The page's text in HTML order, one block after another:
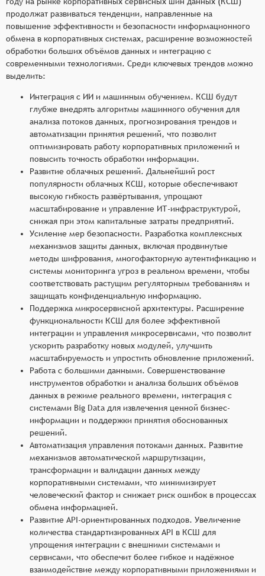
продолжат развиваться тенденции, направленные на
повышение эффективности и безопасности информационного
обмена в корпоративных системах, расширение возможностей
обработки больших объёмов данных и интеграцию с
современными технологиями. Среди ключевых трендов можно
выделить:
Интеграция с ИИ и машинным обучением. КСШ будут
глубже внедрять алгоритмы машинного обучения для
анализа потоков данных, прогнозирования трендов и
автоматизации принятия решений, что позволит
оптимизировать работу корпоративных приложений и
повысить точность обработки информации.
Развитие облачных решений. Дальнейший рост
популярности облачных КСШ, которые обеспечивают
высокую гибкость развёртывания, упрощают
масштабирование и управление ИТ-инфраструктурой,
снижая при этом капитальные затраты предприятий.
Усиление мер безопасности. Разработка комплексных
механизмов защиты данных, включая продвинутые
методы шифрования, многофакторную аутентификацию и
системы мониторинга угроз в реальном времени, чтобы
соответствовать растущим регуляторным требованиям и
защищать конфиденциальную информацию.
Поддержка микросервисной архитектуры. Расширение
функциональности КСШ для более эффективной
интеграции и управления микросервисами, что позволит
ускорить разработку новых модулей, улучшить
масштабируемость и упростить обновление приложений.
Работа с большими данными. Совершенствование
инструментов обработки и анализа больших объёмов
данных в режиме реального времени, интеграция с
системами Big Data для извлечения ценной бизнес-
информации и поддержки принятия обоснованных
решений.
Автоматизация управления потоками данных. Развитие
механизмов автоматической маршрутизации,
трансформации и валидации данных между
корпоративными системами, что минимизирует
человеческий фактор и снижает риск ошибок в процессах
обмена информацией.
Развитие API-ориентированных подходов. Увеличение
количества стандартизированных API в КСШ для
упрощения интеграции с внешними системами и
сервисами, что обеспечит более гибкое и надёжное
взаимодействие между корпоративными приложениями и